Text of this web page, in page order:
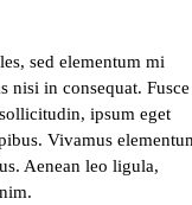
sed elementum mi
nisi in consequat. Fusce
ipsum eget
Vivamus
Aenean leo ligula,